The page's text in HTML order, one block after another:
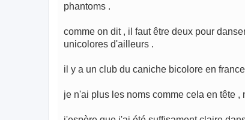
phantoms .
comme on dit , il faut être deux pour
unicolores d'ailleurs .
il y a un club du caniche bicolore en
je n'ai plus les noms comme cela en tête